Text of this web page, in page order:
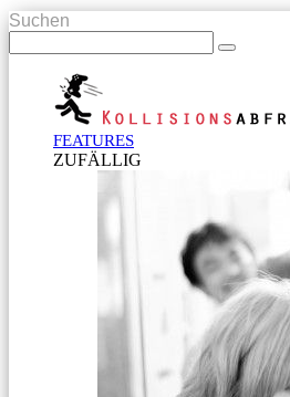
Suchen
FEATURES
ZUFÄLLIG